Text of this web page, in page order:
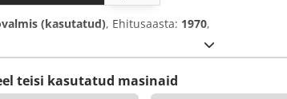
(kasutatud), Ehitusaasta: 1970,
teisi kasutatud masinaid